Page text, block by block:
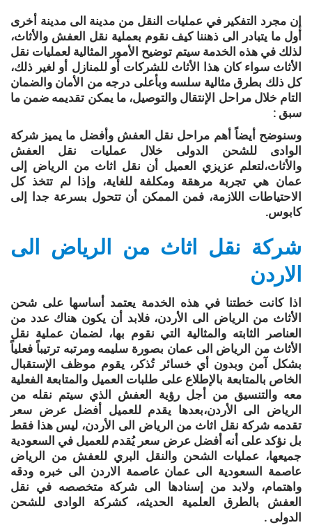
إن مجرد التفكير في عمليات النقل من مدينة الى مدينة أخرى
أول ما يتبادر الى ذهننا كيف نقوم بعملية نقل العفش والأثاث،
لذلك في هذه الخدمة سيتم توضيح الأمور المثالية لعمليات نقل
الأثاث سواء كان هذا الأثاث للشركات أو للمنازل أو لغير ذلك،
كل ذلك بطرق مثالية سلسه وبأعلى درجه من الأمان والضمان
التام خلال مراحل الإنتقال والتوصيل، ما يمكن تقديمه ضمن ما
سبق :
وسنوضح أيضاً أهم مراحل نقل العفش وأفضل ما يميز شركة
الوادى للشحن الدولى خلال عمليات نقل العفش
والأثاث،لتعلم عزيزي العميل أن نقل اثاث من الرياض إلى
عمان ھي تجربة مرھقة ومكلفة للغاية، وإذا لم تتخذ كل
الاحتیاطات اللازمة، فمن الممكن أن تتحول بسرعة جدا إلى
كابوس.
شركة نقل اثاث من الرياض الى
الاردن
اذا كانت خطتنا في هذه الخدمة يعتمد أساسها على شحن
الأثاث من الرياض الى الأردن، فلابد أن يكون هناك عدد من
العناصر الثابته والمثالية التي نقوم بها، لضمان عملية نقل
الأثاث من الرياض الى عمان بصورة سليمه ومرتبه ترتيباً فعلياً
بشكل آمن وبدون أي خسائر تُذكر، يقوم موظف الإستقبال
الخاص بالمتابعة بالإطلاع على طلبات العميل والمتابعة الفعلية
معه والتنسيق من أجل رؤية العفش الذي سيتم نقله من
الرياض الى الأردن،بعدها يقدم للعميل أفضل عرض سعر
تقدمه شركة نقل اثاث من الرياض الى الأردن، ليس هذا فقط
بل نؤكد على أنه أفضل عرض سعر يُقدم للعميل في السعودية
جميعها، عمليات الشحن والنقل البري للعفش من الرياض
عاصمة السعودية الى عمان عاصمة الاردن الى خبره ودقه
واهتمام، ولابد من إسنادها الى شركة متخصصه في نقل
العفش بالطرق العلمية الحديثه، كشركة الوادى للشحن
الدولى .